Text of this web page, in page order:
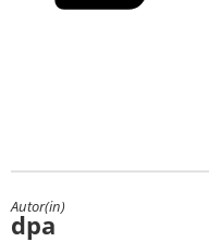
Autor(in)
dpa